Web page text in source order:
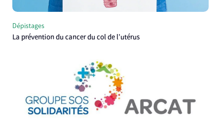
Dépistages
La prévention du cancer du col de l’utérus